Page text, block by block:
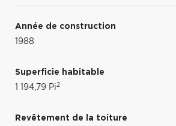
Année de construction
1988
Superficie habitable
1 194,79 Pi2
Revêtement de la toiture